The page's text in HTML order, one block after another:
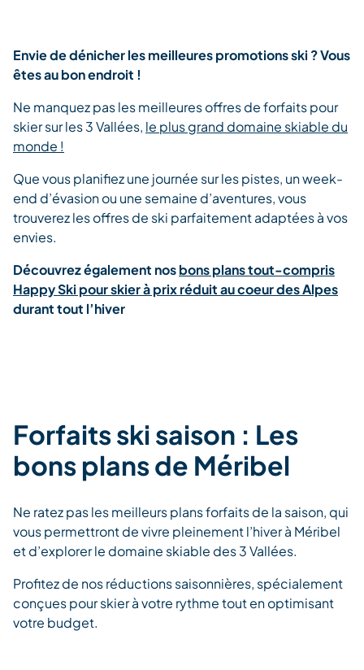
Envie de dénicher les meilleures promotions ski ? Vous
êtes au bon endroit !
Ne manquez pas les meilleures offres de forfaits pour
skier sur les 3 Vallées, le plus grand domaine skiable du
monde !
Que vous planifiez une journée sur les pistes, un week-
end d’évasion ou une semaine d’aventures, vous
trouverez les offres de ski parfaitement adaptées à vos
envies.
Découvrez également nosbons plans tout-compris
Happy Ski pour skier à prix réduit au coeur des Alpes
durant tout l’hiver
Forfaits ski saison : Les
bons plans de Méribel
Ne ratez pas les meilleurs plans forfaits de la saison, qui
vous permettront de vivre pleinement l’hiver à Méribel
et d’explorer le domaine skiable des 3 Vallées.
Profitez de nos réductions saisonnières, spécialement
conçues pour skier à votre rythme tout en optimisant
votre budget.